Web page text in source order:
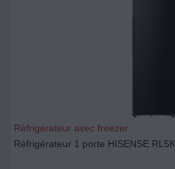
Réfrigérateur avec freezer
Réfrigérateur 1 porte HISENSE